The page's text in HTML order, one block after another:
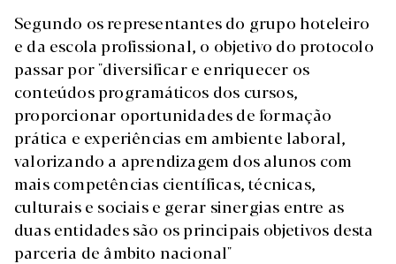
Segundo os representantes do grupo hoteleiro
e da escola profissional, o objetivo do protocolo
passar por "diversificar e enriquecer os
conteúdos programáticos dos cursos,
proporcionar oportunidades de formação
prática e experiências em ambiente laboral,
valorizando a aprendizagem dos alunos com
mais competências científicas, técnicas,
culturais e sociais e gerar sinergias entre as
duas entidades são os principais objetivos desta
parceria de âmbito nacional"